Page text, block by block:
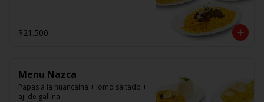
$21.500
Menu Nazca
Papas a la huancaina + lomo saltado +
aji de gallina